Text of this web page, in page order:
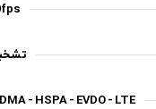
- HSPA - EVDO - LTE